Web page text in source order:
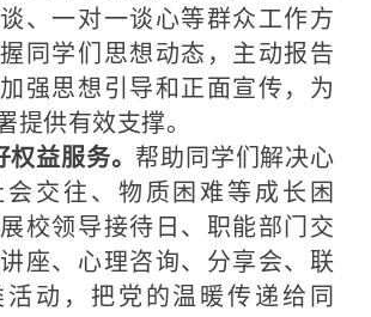
、一对一谈心等群众工作方
同学们思想动态，主动报告
强思想引导和正面宣传，为
提供有效支撑。
益服务。 帮助同学们解决心
交往、物质困难等成长困
校领导接待日、职能部门交
座、心理咨询、分享会、联
动，把党的温暖传递给同